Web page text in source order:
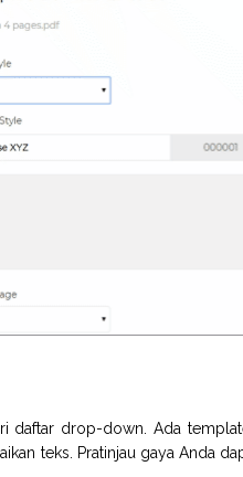
daftar drop-down. Ada
teks. Pratinjau gaya Anda